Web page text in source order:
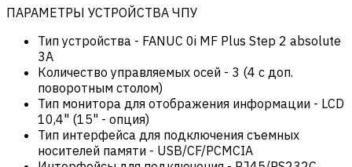
ПАРАМЕТРЫ УСТРОЙСТВА ЧПУ
Тип устройства - FANUC 0i MF Plus Step 2 absolute
3A
Количество управляемых осей - 3 (4 c доп.
поворотным столом)
Тип монитора для отображения информации - LCD
10,4" (15" - опция)
Тип интерфейса для подключения съемных
носителей памяти - USB/CF/PCMCIA